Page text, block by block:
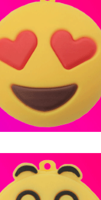
فلش مموری عروسکی -- کد B15
فلش مموری عروسکی -- کد B14